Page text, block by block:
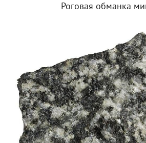
Роговая обманка